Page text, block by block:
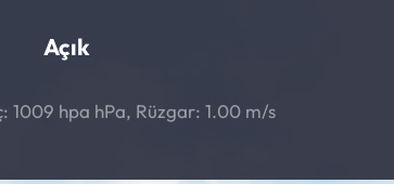
Açık
1009 hpa hPa, Rüzgar: 1.00 m/s